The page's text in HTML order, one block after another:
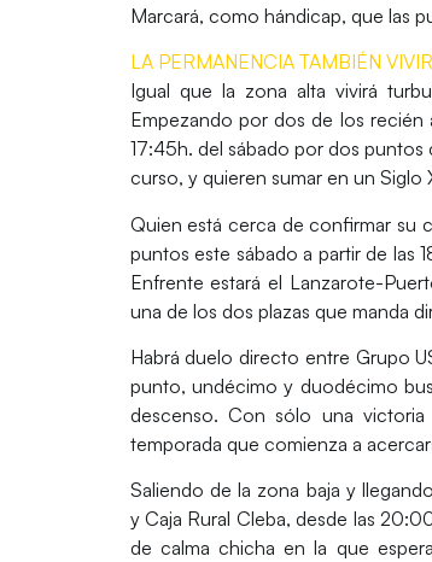
Marcará, como hándicap, que las
LA PERMANENCIA TAMBIÉN
Igual que la zona alta vivirá
Empezando por dos de los recién
17:45h. del sábado por dos
curso, y quieren sumar en un Siglo
Quien está cerca de confirmar su
puntos este sábado a partir de las
Enfrente estará el Lanzarote-
una de los dos plazas que manda
Habrá duelo directo entre Grupo
punto, undécimo y duodécimo
descenso. Con sólo una
temporada que comienza a
Saliendo de la zona baja y
y Caja Rural Cleba, desde las
de calma chicha en la que